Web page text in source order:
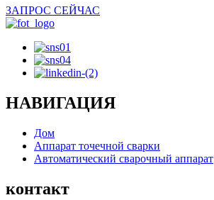
ЗАПРОС СЕЙЧАС
НАВИГАЦИЯ
Дом
Аппарат точечной сварки
Автоматический сварочный аппарат
контакт